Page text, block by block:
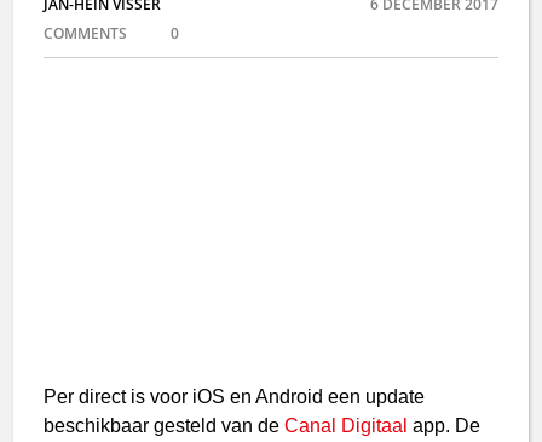
JAN-HEIN VISSER
6 DECEMBER 2017
COMMENTS
0
Per direct is voor iOS en Android een update
beschikbaar gesteld van deCanal Digitaal app. De